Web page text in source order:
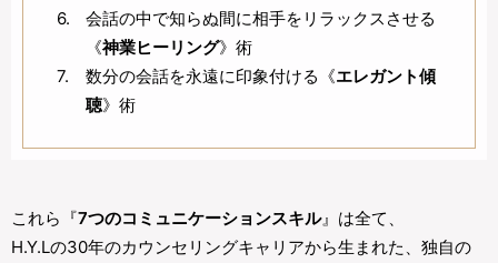
会話の中で知らぬ間に相手をリラックスさせる
《神業ヒーリング》術
数分の会話を永遠に印象付ける《エレガント傾
聴》術
これら『7つのコミュニケーションスキル』は全て、
H.Y.Lの30年のカウンセリングキャリアから生まれた、独自の